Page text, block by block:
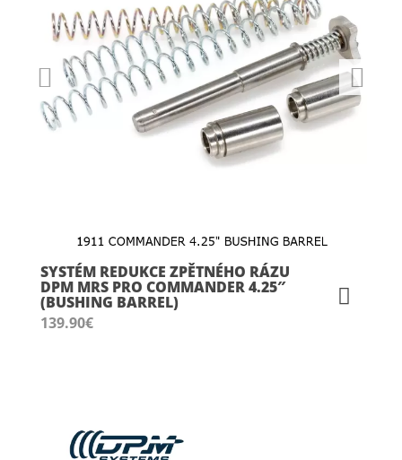
SYSTÉM REDUKCE ZPĚTNÉHO RÁZU
DPM MRS PRO COMMANDER 4.25″
(BUSHING BARREL)
139.90€